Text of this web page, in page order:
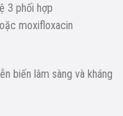
3 phối hợp
moxifloxacin
biến lâm sàng và kháng